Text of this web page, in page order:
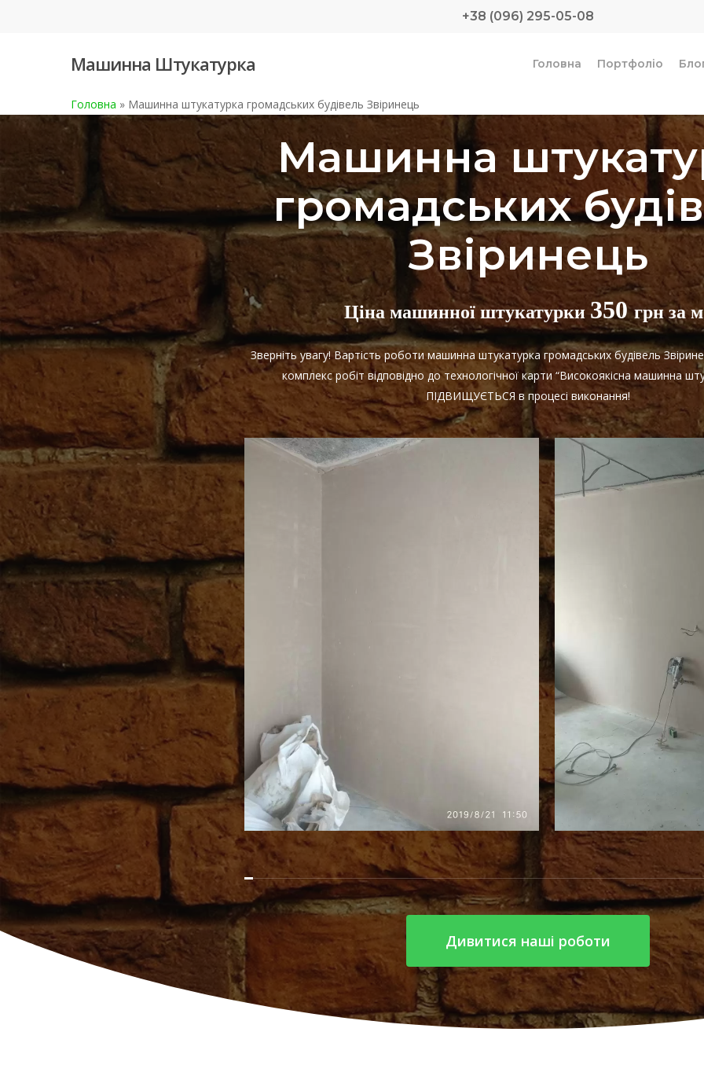
+38 (096) 295-05-08
Машинна Штукатурка Головна Портфоліо
Головна » Машинна штукатурка громадських будівель Звіринець
Машинна
громадських
Звіринець
Ціна машинної штукатурки350грн за
Зверніть увагу! Вартість роботи машинна штукатурка громадських будівель
комплекс робіт відповідно до технологічної карти “Високоякісна машинна
ПІДВИЩУЄТЬСЯ в процесі виконання!
Дивитися наші роботи